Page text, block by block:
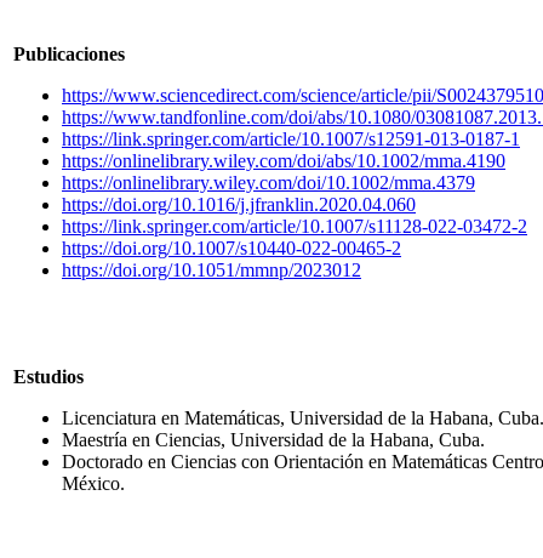
Publicaciones
https://www.sciencedirect.com/science/article/pii/
https://www.tandfonline.com/doi/abs/10.1080/
https://link.springer.com/article/10.1007/s12591-013-0187-1
https://onlinelibrary.wiley.com/doi/abs/10.1002/mma.4190
https://onlinelibrary.wiley.com/doi/10.1002/mma.4379
https://doi.org/10.1016/j.jfranklin.2020.04.060
https://link.springer.com/article/10.1007/s11128-022-03472-2
https://doi.org/10.1007/s10440-022-00465-2
https://doi.org/10.1051/mmnp/2023012
Estudios
Licenciatura en Matemáticas, Universidad de la Habana, Cuba.
Maestría en Ciencias, Universidad de la Habana, Cuba.
Doctorado en Ciencias con Orientación en Matemáticas
México.